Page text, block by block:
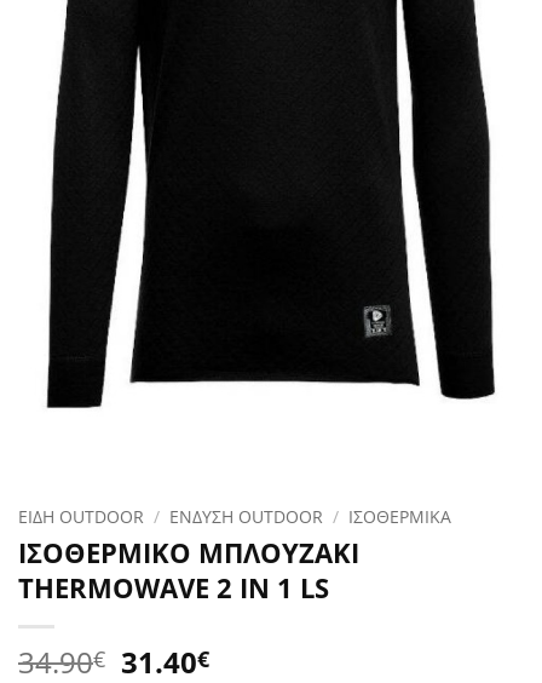
ΕΙΔΗ OUTDOOR / ΕΝΔΥΣΗ OUTDOOR / ΙΣΟΘΕΡΜΙΚΑ
ΙΣΟΘΕΡΜΙΚΟ ΜΠΛΟΥΖΑΚΙ
THERMOWAVE 2 IN 1 LS
34.90€ Original
31.40€Η